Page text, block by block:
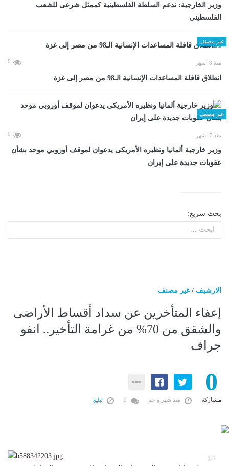
وزير الخارجية: ندعم السلطة الفلسطينية كممثل شرعى للشعب
الفلسطينى
غير مصنف
منذ 8 أشهر 0
انطلاق قافلة المساعدات الإنسانية الـ98 من مصر إلى غزة
غير مصنف
منذ 7 أشهر 0
وزير خارجية ألمانيا ونظيره الأمريكى يدعوان لموقف أوروبي موحد بشأن
عقوبات جديدة على إيران
بحث سريع:
الارشيف /غير مصنف
إعفاء المتأخرين عن سداد أقساط الأراضى
والشقق من 70% من غرامة التأخير.. انفو
جراف
0
مشاركة منذ شهر واحد تبليغ
1/2